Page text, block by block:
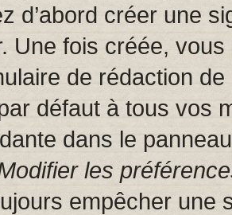
d’abord créer une
Une fois créée,
de rédaction
défaut à tous vos
dans le
les
empêcher une